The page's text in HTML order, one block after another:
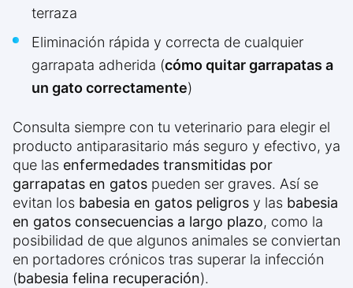
terraza
Eliminación rápida y correcta de cualquier
garrapata adherida (cómo quitar garrapatas a
un gato correctamente)
Consulta siempre con tu veterinario para elegir el
producto antiparasitario más seguro y efectivo, ya
que las enfermedades transmitidas por
garrapatas en gatos pueden ser graves. Así se
evitan los babesia en gatos peligros y las babesia
en gatos consecuencias a largo plazo, como la
posibilidad de que algunos animales se conviertan
en portadores crónicos tras superar la infección
(babesia felina recuperación).